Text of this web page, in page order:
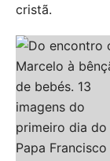
cristã.